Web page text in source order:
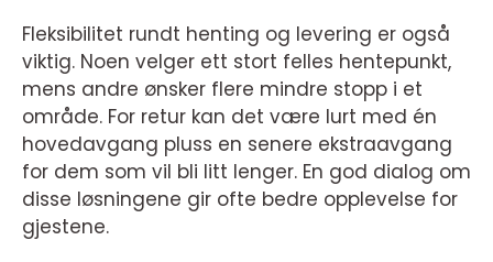
Fleksibilitet rundt henting og levering er også
viktig. Noen velger ett stort felles hentepunkt,
mens andre ønsker flere mindre stopp i et
område. For retur kan det være lurt med én
hovedavgang pluss en senere ekstraavgang
for dem som vil bli litt lenger. En god dialog om
disse løsningene gir ofte bedre opplevelse for
gjestene.